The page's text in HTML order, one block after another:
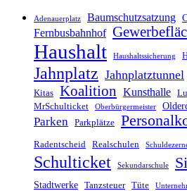
Adenauerplatz Baumschutzsatzung
Fernbusbahnhof
Haushalt Haushaltssicherung
Jahnplatz Jahnplatztunnel
Kitas Koalition Kunsthalle
MrSchulticket
Oberbürgermeister
Parken Parkplätze
Radentscheid Realschulen
Schulticket Sekundarschule
Stadtwerke Tanzsteuer Tüte